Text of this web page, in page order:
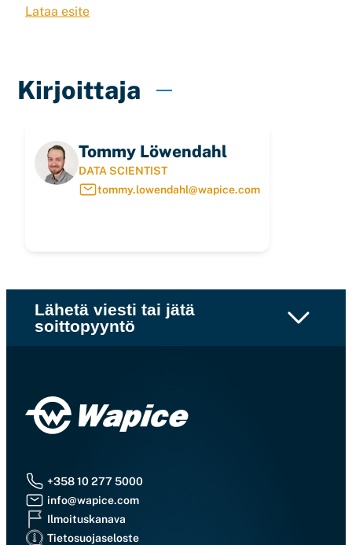
Lataa esite
Kirjoittaja
Tommy Löwendahl
DATA SCIENTIST
tommy.lowendahl@wapice.com
Lähetä viesti tai jätä
soittopyyntö
+358 10 277 5000
info@wapice.com
Ilmoituskanava
Tietosuojaseloste